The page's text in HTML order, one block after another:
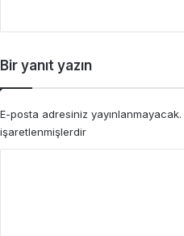
Bir yanıt yazın
E-posta adresiniz yayınlanmayacak.
işaretlenmişlerdir